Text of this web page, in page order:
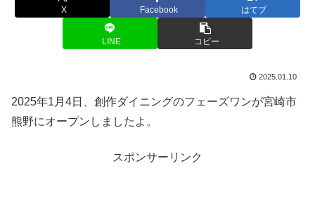
X Facebook はてブ
LINE コピー
2025.01.10
2025年1月4日、創作ダイニングのフェーズワンが宮崎市
熊野にオープンしましたよ。
スポンサーリンク